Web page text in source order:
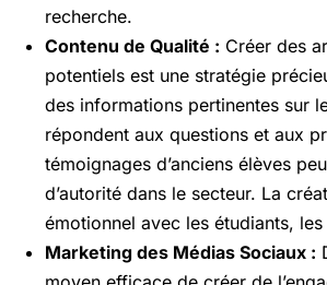
recherche.
Contenu de Qualité : Créer des
potentiels est une stratégie
des informations pertinentes sur
répondent aux questions et aux
témoignages d’anciens élèves
d’autorité dans le secteur. La
émotionnel avec les étudiants, les
Marketing des Médias Sociaux :